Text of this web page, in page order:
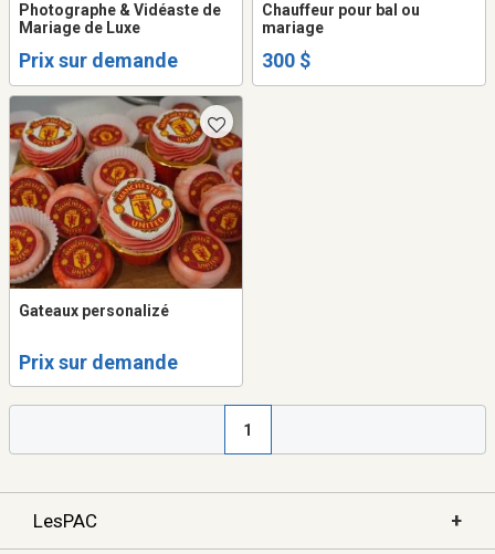
Photographe & Vidéaste de
Mariage de Luxe
Prix sur demande
Chauffeur pour bal ou
mariage
300 $
Gateaux personalizé
Prix sur demande
1
LesPAC +